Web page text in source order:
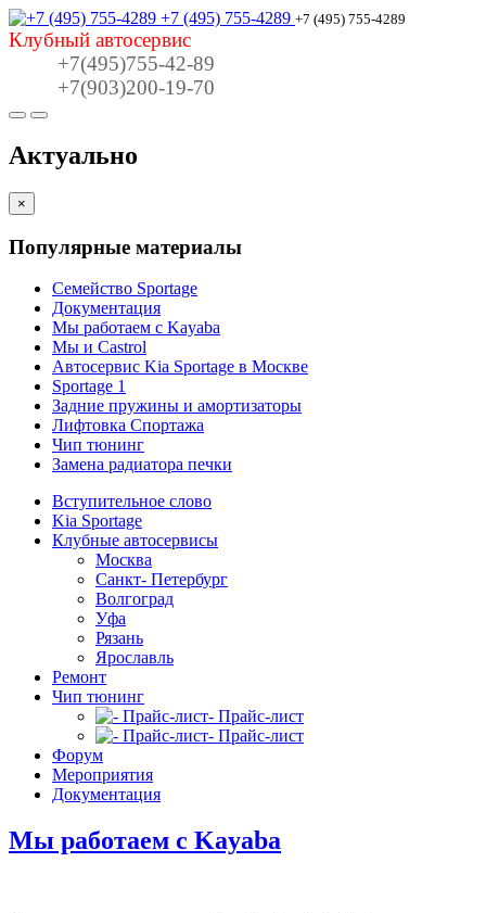
+7 (495) 755-4289 +7 (495) 755-4289
Клубный автосервис
+7(495)755-42-89
+7(903)200-19-70
Актуально
×
Популярные материалы
Семейство Sportage
Документация
Мы работаем с Kayaba
Мы и Castrol
Автосервис Kia Sportage в Москве
Sportage 1
Задние пружины и амортизаторы
Лифтовка Спортажа
Чип тюнинг
Замена радиатора печки
Вступительное слово
Kia Sportage
Клубные автосервисы
Москва
Санкт- Петербург
Волгоград
Уфа
Рязань
Ярославль
Ремонт
Чип тюнинг
- Прайс-лист
- Прайс-лист
Форум
Мероприятия
Документация
Мы работаем с Kayaba